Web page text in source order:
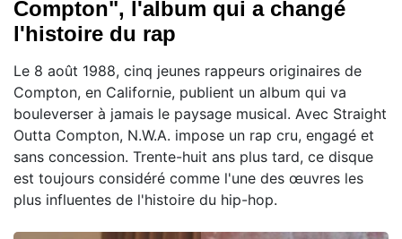
Compton", l'album qui a changé
l'histoire du rap
Le 8 août 1988, cinq jeunes rappeurs originaires de
Compton, en Californie, publient un album qui va
bouleverser à jamais le paysage musical. Avec Straight
Outta Compton, N.W.A. impose un rap cru, engagé et
sans concession. Trente-huit ans plus tard, ce disque
est toujours considéré comme l'une des œuvres les
plus influentes de l'histoire du hip-hop.